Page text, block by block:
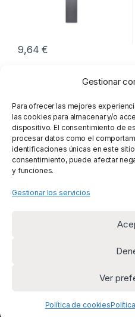
Gestionar
Para ofrecer las mejores
las cookies para almacenar y/o
dispositivo. El consentimiento de
procesar datos como el
identificaciones únicas en este
consentimiento, puede afectar
y funciones.
Gestionar los servicios
Ver
Política de cookies
9,64€
¿Alguna
+34